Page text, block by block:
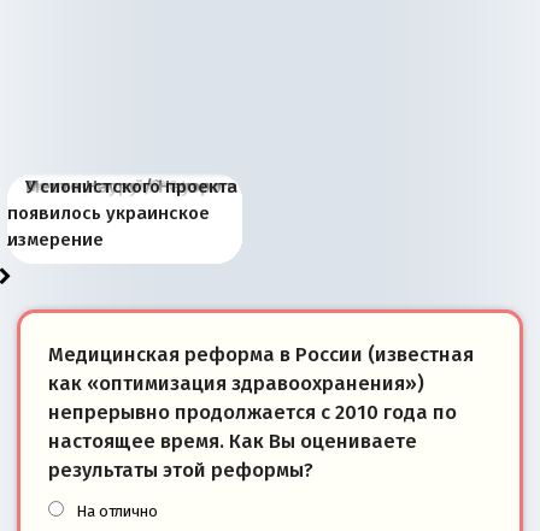
Киевская марионетка
Запада рассказала о
«переобувании» хозяев
В России назрели
перемены: 15 шагов к
суверенной экономике
Миграционный пожар
Европы
Россия начинает
сбрасывать балласт
Анкориджа
Россия зимой 1904
года: первые уступки во
внутренней политике
Русская нация вчера и
сегодня
Почему правый крах в
Варшаве не поможет её
отношениям с Россией?
Место Науру / Науэро в
современной истории
Южной Осетии
У сионистского проекта
появилось украинское
измерение
Медицинская реформа в России (известная
как «оптимизация здравоохранения»)
непрерывно продолжается с 2010 года по
настоящее время. Как Вы оцениваете
результаты этой реформы?
На отлично